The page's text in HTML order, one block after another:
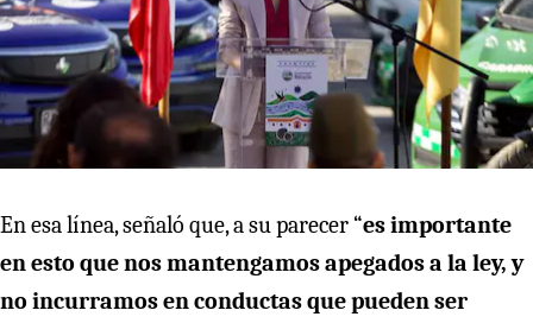
En esa línea, señaló que, a su parecer “es importante
en esto que nos mantengamos apegados a la ley, y
no incurramos en conductas que pueden ser